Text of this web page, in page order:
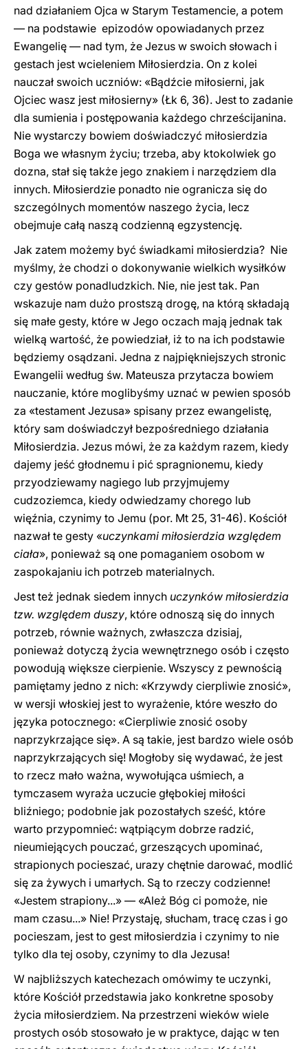
nad działaniem Ojca w Starym Testamencie, a potem
— na podstawie epizodów opowiadanych przez
Ewangelię — nad tym, że Jezus w swoich słowach i
gestach jest wcieleniem Miłosierdzia. On z kolei
nauczał swoich uczniów: «Bądźcie miłosierni, jak
Ojciec wasz jest miłosierny» (Łk 6, 36). Jest to zadanie
dla sumienia i postępowania każdego chrześcijanina.
Nie wystarczy bowiem doświadczyć miłosierdzia
Boga we własnym życiu; trzeba, aby ktokolwiek go
dozna, stał się także jego znakiem i narzędziem dla
innych. Miłosierdzie ponadto nie ogranicza się do
szczególnych momentów naszego życia, lecz
obejmuje całą naszą codzienną egzystencję.
Jak zatem możemy być świadkami miłosierdzia? Nie
myślmy, że chodzi o dokonywanie wielkich wysiłków
czy gestów ponadludzkich. Nie, nie jest tak. Pan
wskazuje nam dużo prostszą drogę, na którą składają
się małe gesty, które w Jego oczach mają jednak tak
wielką wartość, że powiedział, iż to na ich podstawie
będziemy osądzani. Jedna z najpiękniejszych stronic
Ewangelii według św. Mateusza przytacza bowiem
nauczanie, które moglibyśmy uznać w pewien sposób
za «testament Jezusa» spisany przez ewangelistę,
który sam doświadczył bezpośredniego działania
Miłosierdzia. Jezus mówi, że za każdym razem, kiedy
dajemy jeść głodnemu i pić spragnionemu, kiedy
przyodziewamy nagiego lub przyjmujemy
cudzoziemca, kiedy odwiedzamy chorego lub
więźnia, czynimy to Jemu (por. Mt 25, 31-46). Kościół
nazwał te gesty «uczynkami miłosierdzia względem
ciała», ponieważ są one pomaganiem osobom w
zaspokajaniu ich potrzeb materialnych.
Jest też jednak siedem innych uczynków miłosierdzia
tzw. względem duszy, które odnoszą się do innych
potrzeb, równie ważnych, zwłaszcza dzisiaj,
ponieważ dotyczą życia wewnętrznego osób i często
powodują większe cierpienie. Wszyscy z pewnością
pamiętamy jedno z nich: «Krzywdy cierpliwie znosić»,
w wersji włoskiej jest to wyrażenie, które weszło do
języka potocznego: «Cierpliwie znosić osoby
naprzykrzające się». A są takie, jest bardzo wiele osób
naprzykrzających się! Mogłoby się wydawać, że jest
to rzecz mało ważna, wywołująca uśmiech, a
tymczasem wyraża uczucie głębokiej miłości
bliźniego; podobnie jak pozostałych sześć, które
warto przypomnieć: wątpiącym dobrze radzić,
nieumiejących pouczać, grzeszących upominać,
strapionych pocieszać, urazy chętnie darować, modlić
się za żywych i umarłych. Są to rzeczy codzienne!
«Jestem strapiony...» — «Ależ Bóg ci pomoże, nie
mam czasu...» Nie! Przystaję, słucham, tracę czas i go
pocieszam, jest to gest miłosierdzia i czynimy to nie
tylko dla tej osoby, czynimy to dla Jezusa!
W najbliższych katechezach omówimy te uczynki,
które Kościół przedstawia jako konkretne sposoby
życia miłosierdziem. Na przestrzeni wieków wiele
prostych osób stosowało je w praktyce, dając w ten